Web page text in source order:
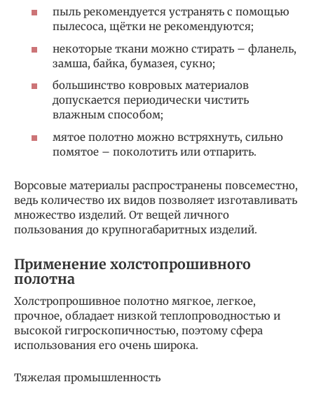
пыль рекомендуется устранять с помощью
пылесоса, щётки не рекомендуются;
некоторые ткани можно стирать – фланель,
замша, байка, бумазея, сукно;
большинство ковровых материалов
допускается периодически чистить
влажным способом;
мятое полотно можно встряхнуть, сильно
помятое – поколотить или отпарить.
Ворсовые материалы распространены повсеместно,
ведь количество их видов позволяет изготавливать
множество изделий. От вещей личного
пользования до крупногабаритных изделий.
Применение холстопрошивного
полотна
Холстропрошивное полотно мягкое, легкое,
прочное, обладает низкой теплопроводностью и
высокой гигроскопичностью, поэтому сфера
использования его очень широка.
Тяжелая промышленность